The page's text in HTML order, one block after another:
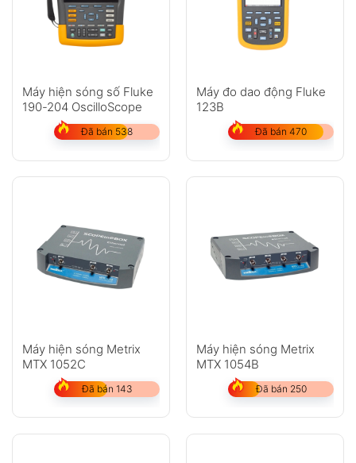
Máy hiện sóng số Fluke
190-204 OscilloScope
Đã bán 538
Máy đo dao động Fluke
123B
Đã bán 470
Máy hiện sóng Metrix
MTX 1052C
Đã bán 143
Máy hiện sóng Metrix
MTX 1054B
Đã bán 250